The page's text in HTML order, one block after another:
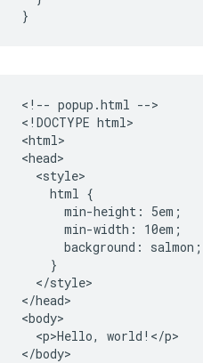
}
<!-- popup.html -->
<!DOCTYPE html>
<html>
<head>
  <style>
    html {
      min-height: 5em;
      min-width: 10em;
      background: salmon;
    }
  </style>
</head>
<body>
  <p>Hello, world!</p>
</body>